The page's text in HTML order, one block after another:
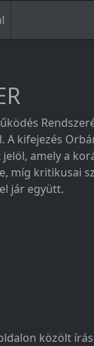
kifejezés
amely a
míg kritikusai
jár együtt.
közölt